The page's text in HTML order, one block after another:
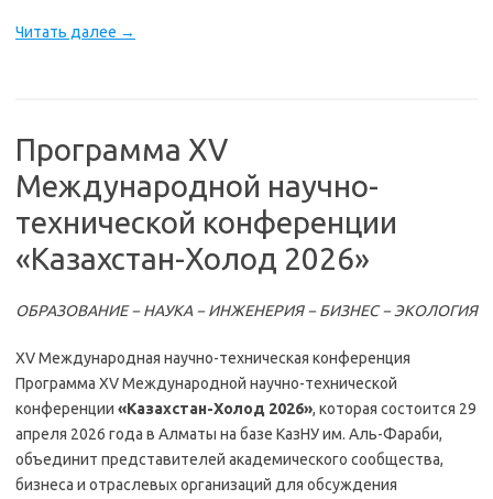
Читать далее →
Программа XV
Международной научно-
технической конференции
«Казахстан-Холод 2026»
ОБРАЗОВАНИЕ − НАУКА − ИНЖЕНЕРИЯ − БИЗНЕС − ЭКОЛОГИЯ
XV Международная научно-техническая конференция
Программа XV Международной научно-технической
конференции «Казахстан-Холод 2026», которая состоится 29
апреля 2026 года в Алматы на базе КазНУ им. Аль-Фараби,
объединит представителей академического сообщества,
бизнеса и отраслевых организаций для обсуждения